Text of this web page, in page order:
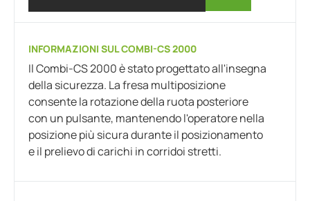
INFORMAZIONI SUL COMBI-CS 2000
Il Combi-CS 2000 è stato progettato all'insegna
della sicurezza. La fresa multiposizione
consente la rotazione della ruota posteriore
con un pulsante, mantenendo l'operatore nella
posizione più sicura durante il posizionamento
e il prelievo di carichi in corridoi stretti.